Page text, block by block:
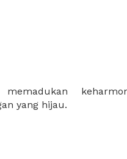
yang hijau.